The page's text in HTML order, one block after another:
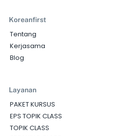
Koreanfirst
Tentang
Kerjasama
Blog
Layanan
PAKET KURSUS
EPS TOPIK CLASS
TOPIK CLASS